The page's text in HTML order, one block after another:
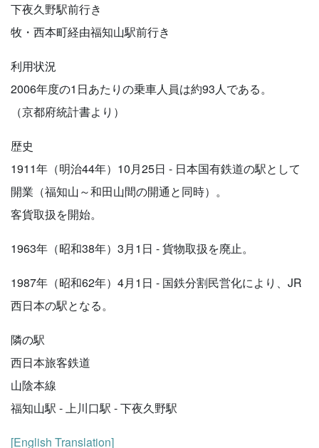
下夜久野駅前行き
牧・西本町経由福知山駅前行き
利用状況
2006年度の1日あたりの乗車人員は約93人である。
（京都府統計書より）
歴史
1911年（明治44年）10月25日 - 日本国有鉄道の駅として
開業（福知山～和田山間の開通と同時）。
客貨取扱を開始。
1963年（昭和38年）3月1日 - 貨物取扱を廃止。
1987年（昭和62年）4月1日 - 国鉄分割民営化により、JR
西日本の駅となる。
隣の駅
西日本旅客鉄道
山陰本線
福知山駅 - 上川口駅 - 下夜久野駅
[English Translation]